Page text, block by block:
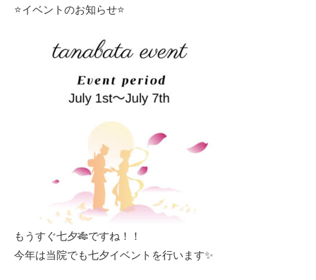
⭐️イベントのお知らせ⭐️
もうすぐ七夕🎋ですね！！
今年は当院でも七夕イベントを行います✨